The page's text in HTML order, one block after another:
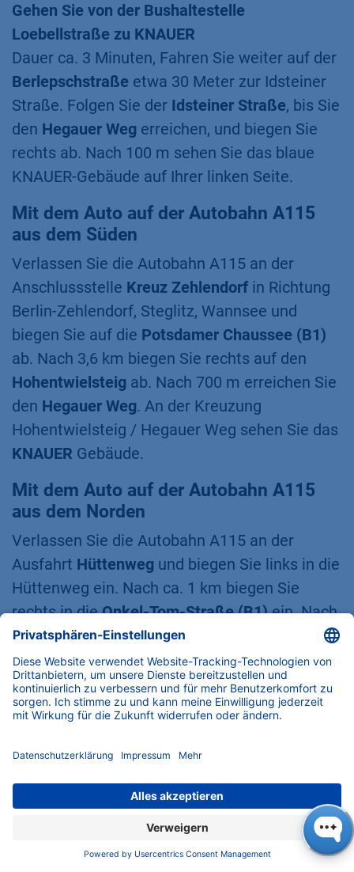
Gehen Sie von der Bushaltestelle
Loebellstraße zu KNAUER
​Dauer ca. 3 Minuten, Fahren Sie weiter auf der
Berlepschstraße etwa 30 Meter zur Idsteiner
Straße. Folgen Sie der Idsteiner Straße, bis Sie
den Hegauer Weg erreichen, und biegen Sie
rechts ab. Nach 100 m sehen Sie das blaue
KNAUER-Gebäude auf Ihrer linken Seite.
Mit dem Auto auf der Autobahn A115
aus dem Süden
Verlassen Sie die Autobahn A115 an der
Anschlussstelle Kreuz Zehlendorf in Richtung
Berlin-Zehlendorf, Steglitz, Wannsee und
biegen Sie auf die Potsdamer Chaussee (B1)
ab. Nach 3,6 km biegen Sie rechts auf den
Hohentwielsteig ab. Nach 700 m erreichen Sie
den Hegauer Weg. An der Kreuzung
Hohentwielsteig / Hegauer Weg sehen Sie das
KNAUER Gebäude.
Mit dem Auto auf der Autobahn A115
aus dem Norden
Verlassen Sie die Autobahn A115 an der
Ausfahrt Hüttenweg und biegen Sie links in die
Hüttenweg ein. Nach ca. 1 km biegen Sie
rechts in dieOnkel-Tom-Straße (B1)ein. Nach
3,7 km erreichen Sie diePotsdamer Straße
Biegen Sie dort nach rechts ab. Fahren Sie
geradeaus für 1,2 km und (nachdem Sie unter
einer Eisenbahnbrücke hindurchgefahren sind)
in die entgegengesetzte Richtung und biegen
700 m erreichen Sie denHegauer Weg
. An der
Kreuzung Hohentwielsteig / Hegauer Weg
sehen Sie das blaueKNAUERGebäude.